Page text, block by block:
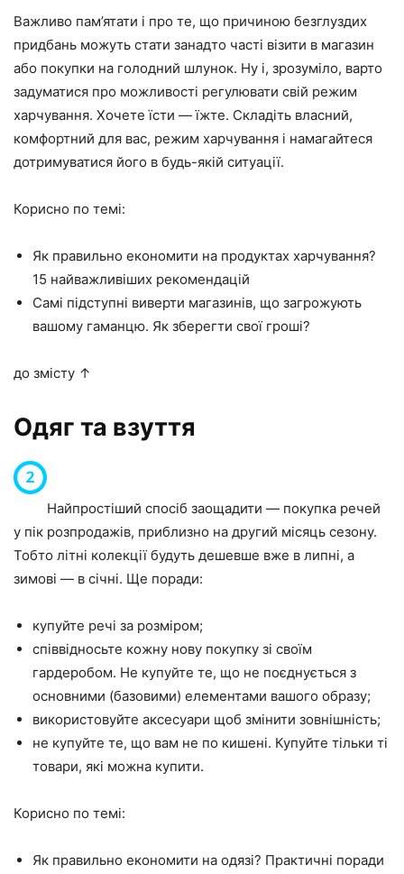
Важливо пам’ятати і про те, що причиною безглуздих
придбань можуть стати занадто часті візити в магазин
або покупки на голодний шлунок. Ну і, зрозуміло, варто
задуматися про можливості регулювати свій режим
харчування. Хочете їсти — їжте. Складіть власний,
комфортний для вас, режим харчування і намагайтеся
дотримуватися його в будь-якій ситуації.
Корисно по темі:
Як правильно економити на продуктах харчування?
15 найважливіших рекомендацій
Самі підступні виверти магазинів, що загрожують
вашому гаманцю. Як зберегти свої гроші?
до змісту ↑
Одяг та взуття
Найпростіший спосіб заощадити — покупка речей
у пік розпродажів, приблизно на другий місяць сезону.
Тобто літні колекції будуть дешевше вже в липні, а
зимові — в січні. Ще поради:
купуйте речі за розміром;
співвідносьте кожну нову покупку зі своїм
гардеробом. Не купуйте те, що не поєднується з
основними (базовими) елементами вашого образу;
використовуйте аксесуари щоб змінити зовнішність;
не купуйте те, що вам не по кишені. Купуйте тільки ті
товари, які можна купити.
Корисно по темі:
Як правильно економити на одязі? Практичні поради